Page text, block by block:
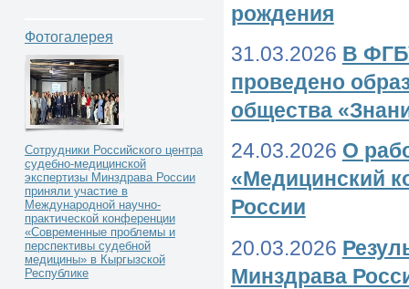
Фотогалерея
Сотрудники Российского центра
судебно-медицинской
экспертизы Минздрава России
приняли участие в
Международной научно-
практической конференции
«Современные проблемы и
перспективы судебной
медицины» в Кыргызской
Республике
рождения
31.03.2026 В
проведено
общества
24.03.2026 О
«Медицинский
России
20.03.2026
Минздрава